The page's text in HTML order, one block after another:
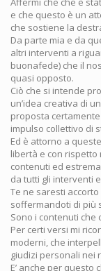
e che questo è un
che sostiene la
Da parte mia e da
altri interventi a
buonafede) che il
quasi opposto.
Ciò che si intende
un’idea creativa di
proposta
impulso collettivo di
Ed è attorno a
libertà e con rispetto
contenuti ed
da tutti gli interventi
Te ne saresti
soffermandoti di più
Sono i contenuti che
Per certi versi mi
moderni, che
giudizi personali nei
E’ anche per questo